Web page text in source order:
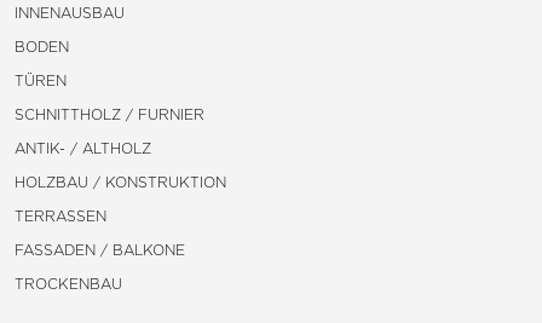
INNENAUSBAU
BODEN
TÜREN
SCHNITTHOLZ / FURNIER
ANTIK- / ALTHOLZ
HOLZBAU / KONSTRUKTION
TERRASSEN
FASSADEN / BALKONE
TROCKENBAU